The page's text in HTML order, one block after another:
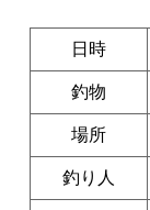
日時
釣物
場所
釣り人